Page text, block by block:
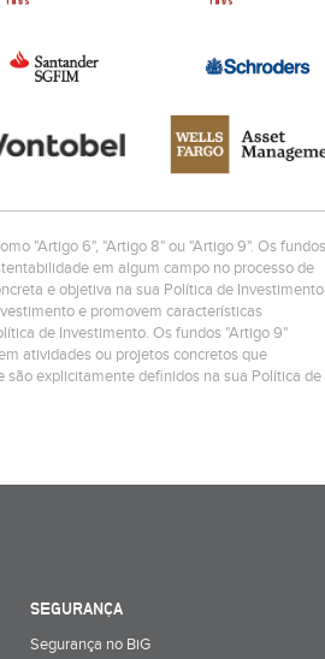
"Artigo 6", "Artigo 8" ou "Artigo 9". Os fundos
em algum campo no processo de
e objetiva na sua Política de
e promovem características
de Investimento. Os fundos "Artigo 9"
atividades ou projetos concretos que
explicitamente definidos na sua Política de
SEGURANÇA
Segurança no BiG